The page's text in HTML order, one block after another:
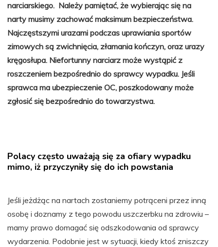
narciarskiego. Należy pamiętać, że wybierając się na
narty musimy zachować maksimum bezpieczeństwa.
Najczęstszymi urazami podczas uprawiania sportów
zimowych są zwichnięcia, złamania kończyn, oraz urazy
kręgosłupa. Niefortunny narciarz może wystąpić z
roszczeniem bezpośrednio do sprawcy wypadku. Jeśli
sprawca ma ubezpieczenie OC, poszkodowany może
zgłosić się bezpośrednio do towarzystwa.
Polacy często uważają się za ofiary wypadku
mimo, iż przyczyniły się do ich powstania
Jeśli jeżdżąc na nartach zostaniemy potrąceni przez inną
osobę i doznamy z tego powodu uszczerbku na zdrowiu –
mamy prawo domagać się odszkodowania od sprawcy
wydarzenia. Podobnie jest w sytuacji, kiedy ktoś zniszczy